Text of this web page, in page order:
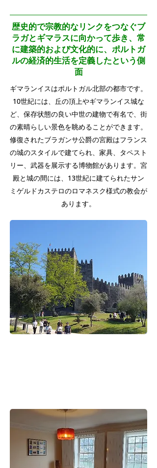
歴史的で宗教的なリンクをつなぐブ
ラガとギマラスに向かって歩き、常
に建築的および文化的に、ポルトガ
ルの経済的生活を定義したという側
面
ギマランイスはポルトガル北部の都市です。
10世紀には、丘の頂上やギマランイス城な
ど、保存状態の良い中世の建物で有名で、街
の素晴らしい景色を眺めることができます。
修復されたブラガンサ公爵の宮殿はフランス
の城のスタイルで建てられ、家具、タペスト
リー、武器を展示する博物館があります。宮
殿と城の間には、13世紀に建てられたサン
ミゲルドカステロのロマネスク様式の教会が
あります。